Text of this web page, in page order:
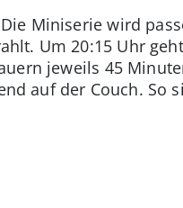
Miniserie wird
Um 20:15 Uhr
jeweils 45
auf der Couch. So